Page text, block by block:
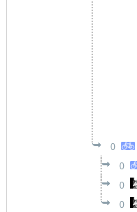
0
0
0
0